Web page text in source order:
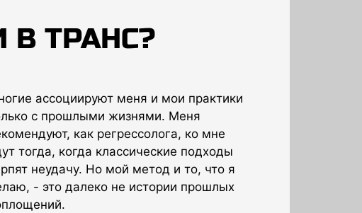
В ТРАНС?
ассоциируют меня и мои практики
с прошлыми жизнями. Меня
как регрессолога, ко мне
тогда, когда классические подходы
неудачу. Но мой метод и то, что я
- это далеко не истории прошлых